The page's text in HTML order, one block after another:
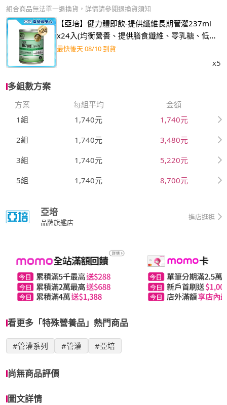
組合商品無法單一退換貨，詳情請參閱退換貨須知
【亞培】健力體即飲-提供纖維長期管灌237ml
x24入(均衡營養、提供膳食纖維、零乳糖、低渣
飲食)
最快後天 08/10 到貨
x5
多組數方案
方案 每組平均
金額
1組
1,740元
1,740元
2組
1,740元
3,480元
3組
1,740元
5,220元
5組
1,740元 8,700元
亞培
品牌旗艦店
進店逛逛
看更多「特殊營養品」熱門商品
#管灌系列 #管灌 #亞培
尚無商品評價
圖文詳情